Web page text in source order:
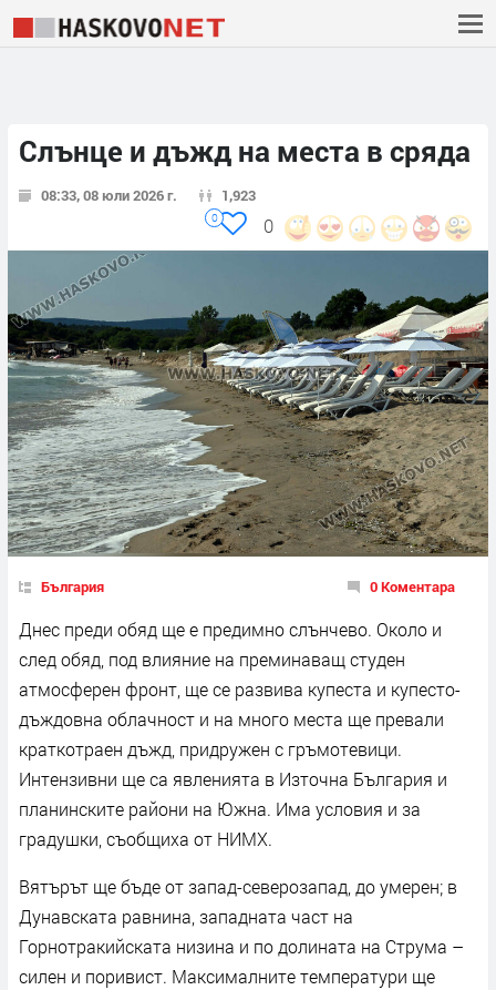
Слънце и дъжд на места в сряда
08:33, 08 юли 2026 г. 1,923
0
0
България 0 Коментара
Днес преди обяд ще е предимно слънчево. Около и
след обяд, под влияние на преминаващ студен
атмосферен фронт, ще се развива купеста и купесто-
дъждовна облачност и на много места ще превали
краткотраен дъжд, придружен с гръмотевици.
Интензивни ще са явленията в Източна България и
планинските райони на Южна. Има условия и за
градушки, съобщиха от НИМХ.
Вятърът ще бъде от запад-северозапад, до умерен; в
Дунавската равнина, западната част на
Горнотракийската низина и по долината на Струма –
силен и поривист. Максималните температури ще